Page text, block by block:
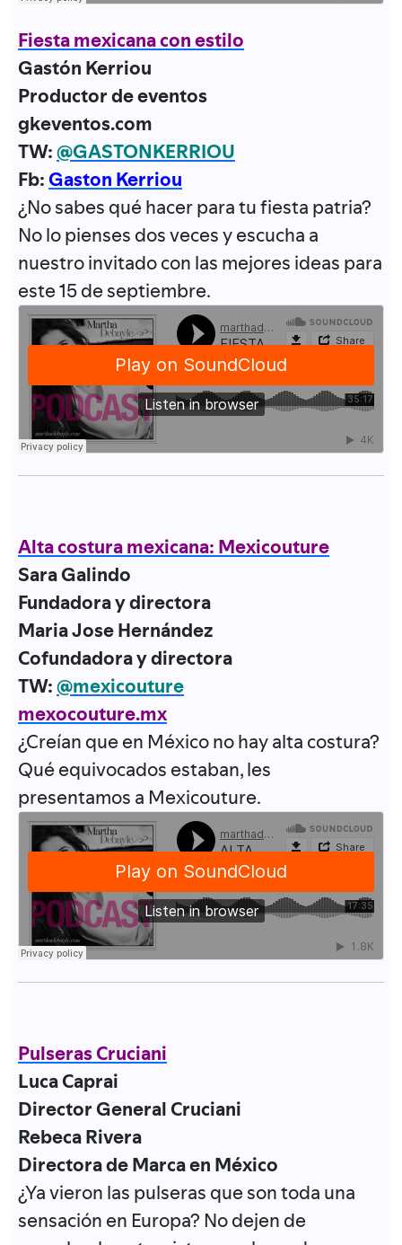
Fiesta mexicana con estilo
Gastón Kerriou
Productor de eventos
gkeventos.com
TW:@GASTONKERRIOU
Fb:Gaston Kerriou
¿No sabes qué hacer para tu fiesta patria?
No lo pienses dos veces y escucha a
nuestro invitado con las mejores ideas para
este 15 de septiembre.
Alta costura mexicana: Mexicouture
Sara Galindo
Fundadora y directora
Maria Jose Hernández
Cofundadora y directora
TW:@mexicouture
mexocouture.mx
¿Creían que en México no hay alta costura?
Qué equivocados estaban, les
presentamos a Mexicouture.
Pulseras Cruciani
Luca Caprai
Director General Cruciani
Rebeca Rivera
Directora de Marca en México
¿Ya vieron las pulseras que son toda una
sensación en Europa? No dejen de